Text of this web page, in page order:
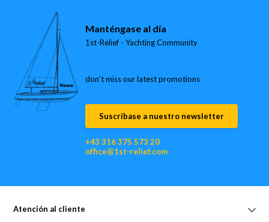
Manténgase al día
1st-Relief - Yachting Community
don’t miss our latest promotions
Suscríbase a nuestro newsletter
+43 316 375 573 20
office@1st-relief.com
Atención al cliente